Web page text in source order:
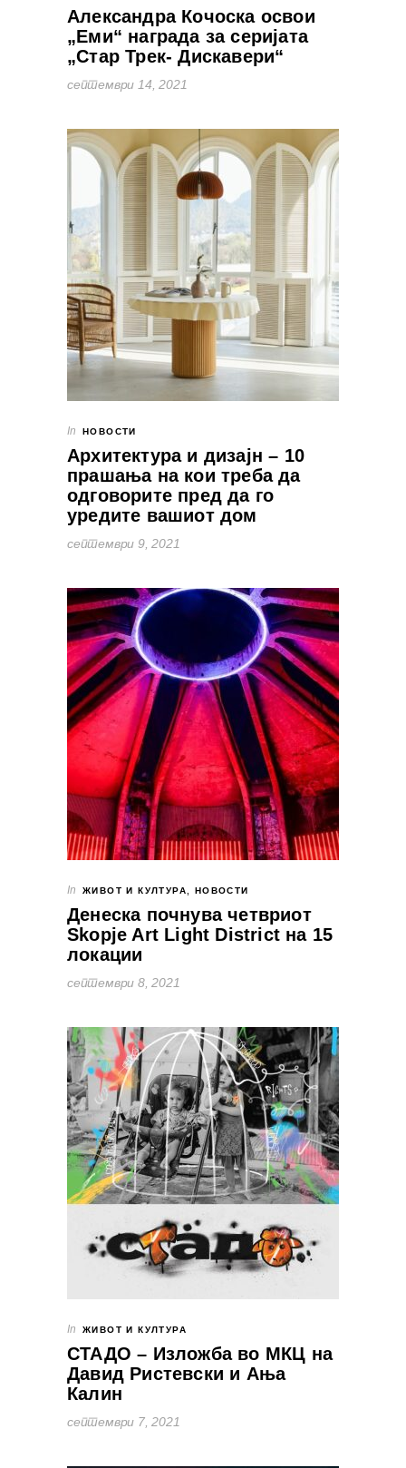
Александра Кочоска освои
„Еми“ награда за серијата
„Стар Трек- Дискавери“
септември 14, 2021
In НОВОСТИ
Архитектура и дизајн – 10
прашања на кои треба да
одговорите пред да го
уредите вашиот дом
септември 9, 2021
In ЖИВОТ И КУЛТУРА, НОВОСТИ
Денеска почнува четвриот
Skopje Art Light District на 15
локации
септември 8, 2021
In ЖИВОТ И КУЛТУРА
СТАДО – Изложба во МКЦ на
Давид Ристевски и Ања
Калин
септември 7, 2021